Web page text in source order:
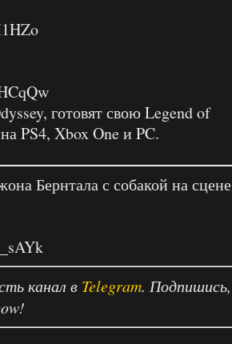
готовят свою Legend of
PS4, Xbox One и PC.
Бернтала с собакой на сцене
канал в Telegram. Подпишись,